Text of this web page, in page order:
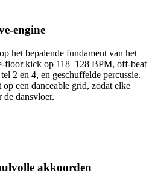
engine
het bepalende fundament van het
floor kick op 118–128 BPM, off-beat
2 en 4, en geschuffelde percussie.
een danceable grid, zodat elke
dansvloer.
akkoorden